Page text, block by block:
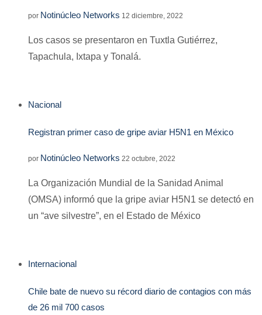
por Notinúcleo Networks 12 diciembre, 2022
Los casos se presentaron en Tuxtla Gutiérrez,
Tapachula, Ixtapa y Tonalá.
Nacional
Registran primer caso de gripe aviar H5N1 en México
por Notinúcleo Networks 22 octubre, 2022
La Organización Mundial de la Sanidad Animal
(OMSA) informó que la gripe aviar H5N1 se detectó en
un “ave silvestre”, en el Estado de México
Internacional
Chile bate de nuevo su récord diario de contagios con más
de 26 mil 700 casos